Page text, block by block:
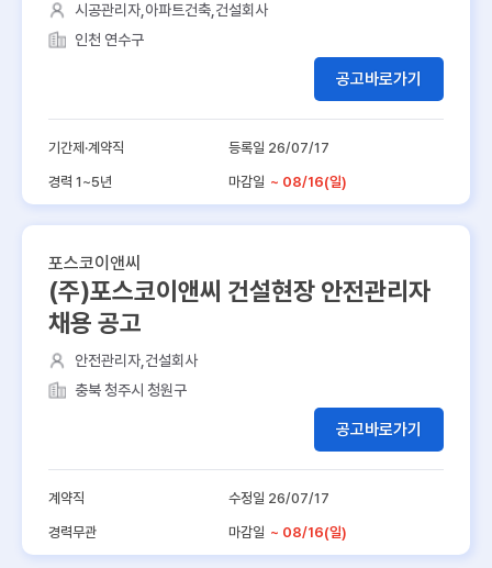
시공관리자,아파트건축,건설회사
인천 연수구
공고바로가기
기간제·계약직 등록일 26/07/17
경력 1~5년 마감일 ~ 08/16(일)
포스코이앤씨
(주)포스코이앤씨 건설현장 안전관리자
채용 공고
안전관리자,건설회사
충북 청주시 청원구
공고바로가기
계약직 수정일 26/07/17
경력무관 마감일 ~ 08/16(일)